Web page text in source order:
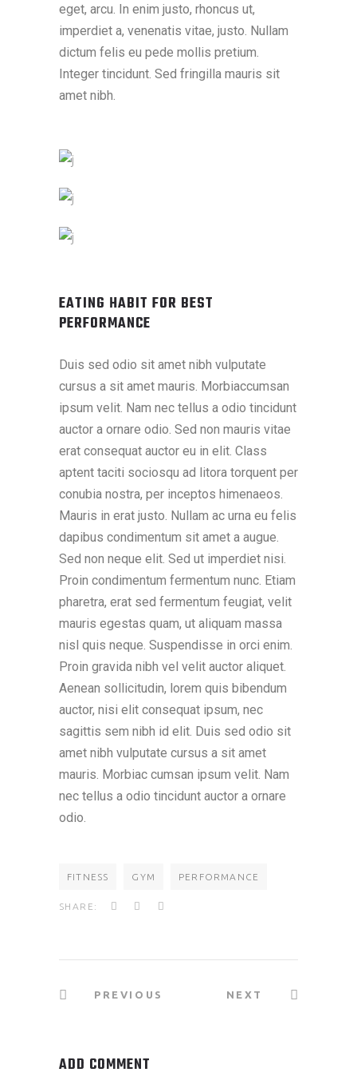
eget, arcu. In enim justo, rhoncus ut,
imperdiet a, venenatis vitae, justo. Nullam
dictum felis eu pede mollis pretium.
Integer tincidunt. Sed fringilla mauris sit
amet nibh.
EATING HABIT FOR BEST
PERFORMANCE
Duis sed odio sit amet nibh vulputate
cursus a sit amet mauris. Morbiaccumsan
ipsum velit. Nam nec tellus a odio tincidunt
auctor a ornare odio. Sed non mauris vitae
erat consequat auctor eu in elit. Class
aptent taciti sociosqu ad litora torquent per
conubia nostra, per inceptos himenaeos.
Mauris in erat justo. Nullam ac urna eu felis
dapibus condimentum sit amet a augue.
Sed non neque elit. Sed ut imperdiet nisi.
Proin condimentum fermentum nunc. Etiam
pharetra, erat sed fermentum feugiat, velit
mauris egestas quam, ut aliquam massa
nisl quis neque. Suspendisse in orci enim.
Proin gravida nibh vel velit auctor aliquet.
Aenean sollicitudin, lorem quis bibendum
auctor, nisi elit consequat ipsum, nec
sagittis sem nibh id elit. Duis sed odio sit
amet nibh vulputate cursus a sit amet
mauris. Morbiac cumsan ipsum velit. Nam
nec tellus a odio tincidunt auctor a ornare
odio.
FITNESS GYM PERFORMANCE
SHARE:
PREVIOUS NEXT
ADD COMMENT